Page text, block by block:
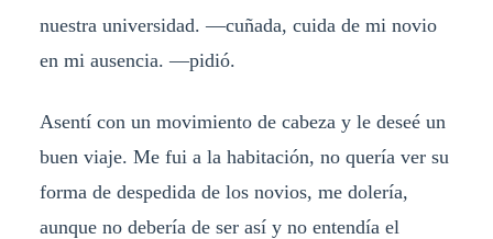
nuestra universidad. —cuñada, cuida de mi novio
en mi ausencia. —pidió.
Asentí con un movimiento de cabeza y le deseé un
buen viaje. Me fui a la habitación, no quería ver su
forma de despedida de los novios, me dolería,
aunque no debería de ser así y no entendía el